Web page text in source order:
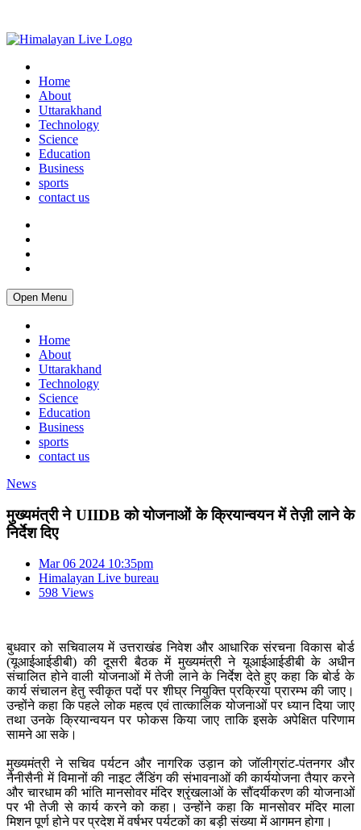
Home
About
Uttarakhand
Technology
Science
Education
Business
sports
contact us
Open Menu
Home
About
Uttarakhand
Technology
Science
Education
Business
sports
contact us
News
मुख्यमंत्री ने UIIDB को योजनाओं के क्रियान्वयन में तेज़ी लाने के
निर्देश दिए
Mar 06 2024 10:35pm
Himalayan Live bureau
598 Views
बुधवार को सचिवालय में उत्तराखंड निवेश और आधारिक संरचना विकास बोर्ड
(यूआईआईडीबी) की दूसरी बैठक में मुख्यमंत्री ने यूआईआईडीबी के अधीन
संचालित होने वाली योजनाओं में तेजी लाने के निर्देश देते हुए कहा कि बोर्ड के
कार्य संचालन हेतु स्वीकृत पदों पर शीघ्र नियुक्ति प्रक्रिया प्रारम्भ की जाए।
उन्होंने कहा कि पहले लोक महत्व एवं तात्कालिक योजनाओं पर ध्यान दिया जाए
तथा उनके क्रियान्वयन पर फोकस किया जाए ताकि इसके अपेक्षित परिणाम
सामने आ सके।
मुख्यमंत्री ने सचिव पर्यटन और नागरिक उड़ान को जॉलीग्रांट-पंतनगर और
नैनीसैनी में विमानों की नाइट लैंडिंग की संभावनाओं की कार्ययोजना तैयार करने
और चारधाम की भांति मानसोवर मंदिर श्रृंखलाओं के सौंदर्यीकरण की योजनाओं
पर भी तेजी से कार्य करने को कहा। उन्होंने कहा कि मानसोवर मंदिर माला
मिशन पूर्ण होने पर प्रदेश में वर्षभर पर्यटकों का बड़ी संख्या में आगमन होगा।